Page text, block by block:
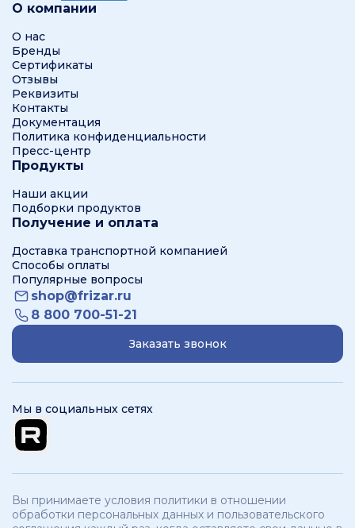
О компании
О нас
Бренды
Сертификаты
Отзывы
Реквизиты
Контакты
Документация
Политика конфиденциальности
Пресс-центр
Продукты
Наши акции
Подборки продуктов
Получение и оплата
Доставка транспортной компанией
Способы оплаты
Популярные вопросы
shop@frizar.ru
8 800 700-51-21
Заказать звонок
Мы в социальных сетях
Вы принимаете условия политики в отношении
обработки персональных данных и пользовательского